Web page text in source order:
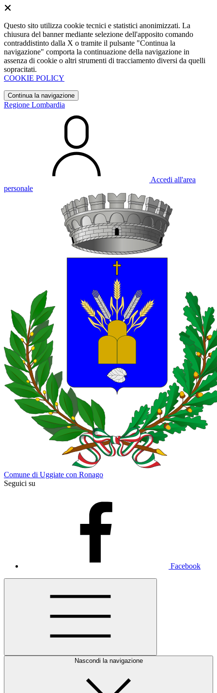
Questo sito utilizza cookie tecnici e statistici anonimizzati. La
chiusura del banner mediante selezione dell'apposito comando
contraddistinto dalla X o tramite il pulsante "Continua la
navigazione" comporta la continuazione della navigazione in
assenza di cookie o altri strumenti di tracciamento diversi da quelli
sopracitati.
COOKIE POLICY
Continua la navigazione
Regione Lombardia
Accedi all'area
personale
Comune di Uggiate con Ronago
Seguici su
Facebook
Nascondi la navigazione